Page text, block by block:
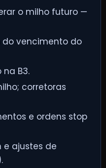
o milho futuro —
vencimento do
B3.
corretoras
e ordens stop
e ajustes de